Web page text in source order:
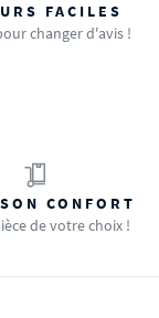
FACILES
changer d'avis !
CONFORT
de votre choix !